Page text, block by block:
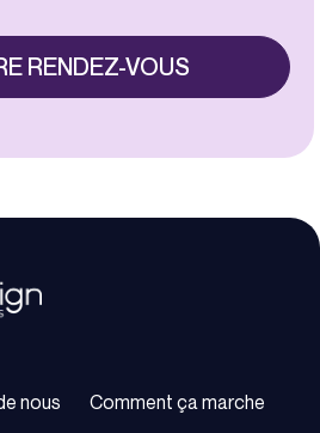
RENDEZ-VOUS
nous Comment ça marche